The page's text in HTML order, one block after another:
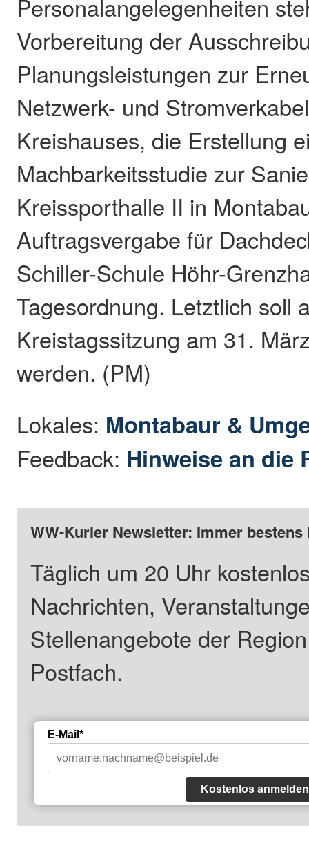
Personalangelegenheiten
Vorbereitung der
Planungsleistungen zur
Netzwerk- und
Kreishauses, die Erstellung
Machbarkeitsstudie zur
Kreissporthalle II in
Auftragsvergabe für
Schiller-Schule Höhr-
Tagesordnung. Letztlich soll
Kreistagssitzung am 31.
werden. (PM)
Lokales: Montabaur &
Feedback: Hinweise an die
WW-Kurier Newsletter: Immer
Täglich um 20 Uhr
Nachrichten,
Stellenangebote der
Postfach.
E-Mail*
Kostenlos anmelden